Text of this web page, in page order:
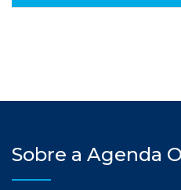
Sobre a Agenda